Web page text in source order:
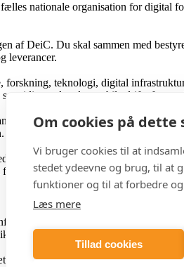
Om cookies på dette
Vi bruger cookies til at
stedet ydeevne og brug, til at
funktioner og til at forbedre
Læs mere
Tillad cookies
nationale organisation for digital
af DeiC. Du skal sammen med
leverancer.
teknologi, digital
med at den stabile drift af
roadmap for etableringen af Nyt
Du skal samtidig sikre klar
i en kompleks organisation. Du
på ledelsesniveau og kan
for de danske universiteter.
datahåndtering, HPC og